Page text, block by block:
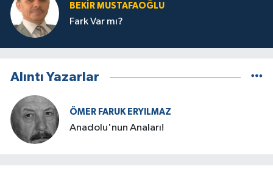
BEKIR MUSTAFAOĞLU
Fark Var mı?
Alıntı Yazarlar
ÖMER FARUK ERYILMAZ
Anadolu'nun Anaları!